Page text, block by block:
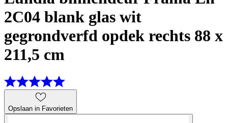
2C04 blank glas wit
gegrondverfd opdek rechts 88 x
211,5 cm
Opslaan in Favorieten